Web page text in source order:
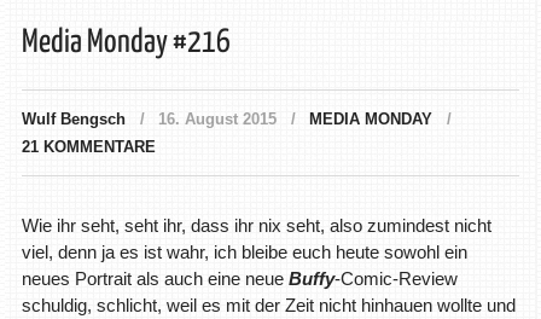
Media Monday #216
Wulf Bengsch 16. August 2015
MEDIA MONDAY
21 KOMMENTARE
Wie ihr seht, seht ihr, dass ihr nix seht, also zumindest nicht
viel, denn ja es ist wahr, ich bleibe euch heute sowohl ein
neues Portrait als auch eine neue Buffy-Comic-Review
schuldig, schlicht, weil es mit der Zeit nicht hinhauen wollte und